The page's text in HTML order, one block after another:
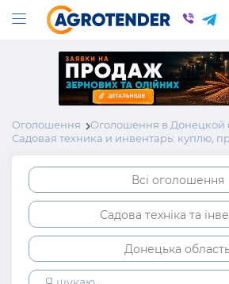
Оголошення
Оголошення в Донецкой
Садовая техника и инвентарь: куплю,
Всі оголошення
Садова техніка та
Донецька